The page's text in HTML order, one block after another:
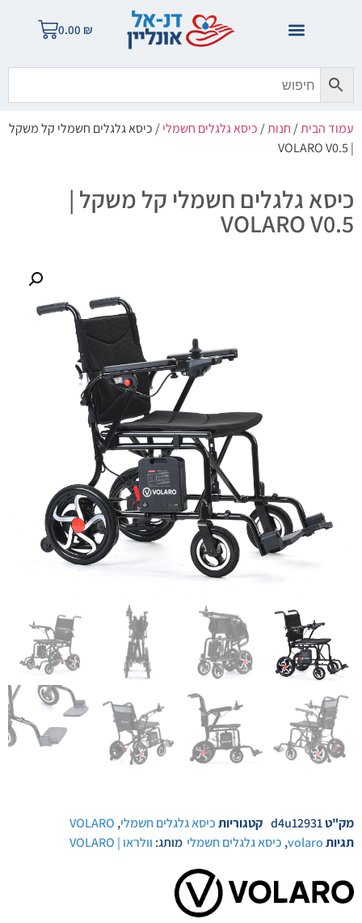
0.00 ₪
עמוד הבית/חנות/כיסא גלגלים חשמלי/ כיסא גלגלים חשמלי קל משקל
| VOLARO V0.5
כיסא גלגלים חשמלי קל משקל |
VOLARO V0.5
מק"טd4u12931 קטגוריותכיסא גלגלים חשמלי,
VOLARO
תגיותvolaro
, כיסא גלגלים חשמלי מותג: וולראו | VOLARO